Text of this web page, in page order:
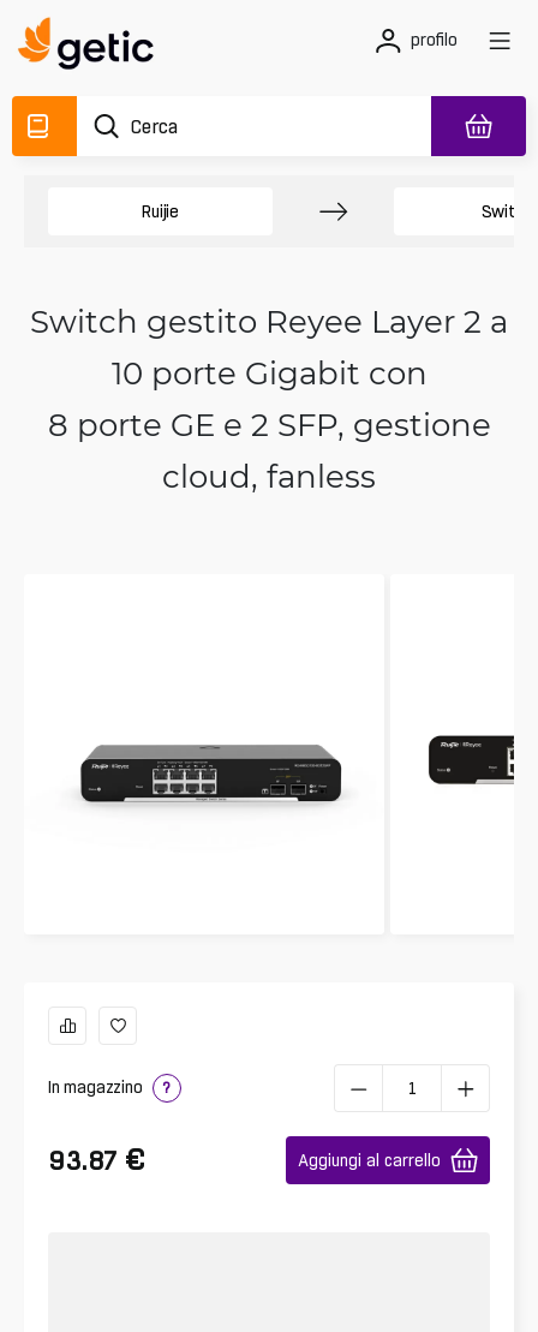
profilo
Ruijie Switch
Switch gestito Reyee Layer 2 a
10 porte Gigabit con
8 porte GE e 2 SFP, gestione
cloud, fanless
In magazzino ?
93.87 € Aggiungi al carrello